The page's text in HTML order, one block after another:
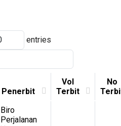
entries
Penerbit
Vol
Terbit
No
Biro
Perjalanan